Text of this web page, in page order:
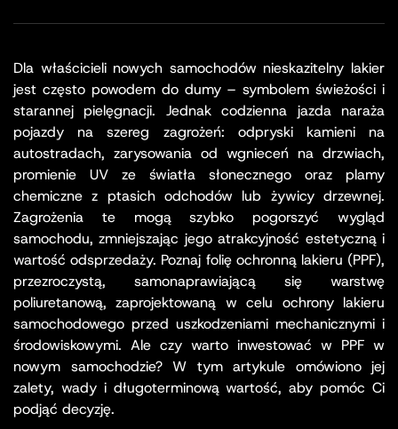
Dla właścicieli nowych samochodów nieskazitelny lakier
jest często powodem do dumy – symbolem świeżości i
starannej pielęgnacji. Jednak codzienna jazda naraża
pojazdy na szereg zagrożeń: odpryski kamieni na
autostradach, zarysowania od wgnieceń na drzwiach,
promienie UV ze światła słonecznego oraz plamy
chemiczne z ptasich odchodów lub żywicy drzewnej.
Zagrożenia te mogą szybko pogorszyć wygląd
samochodu, zmniejszając jego atrakcyjność estetyczną i
wartość odsprzedaży. Poznaj folię ochronną lakieru (PPF),
przezroczystą, samonaprawiającą się warstwę
poliuretanową, zaprojektowaną w celu ochrony lakieru
samochodowego przed uszkodzeniami mechanicznymi i
środowiskowymi. Ale czy warto inwestować w PPF w
nowym samochodzie? W tym artykule omówiono jej
zalety, wady i długoterminową wartość, aby pomóc Ci
podjąć decyzję.